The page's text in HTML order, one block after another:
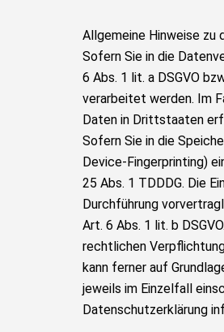
Allgemeine Hinweise zu
Sofern Sie in die
6 Abs. 1 lit. a DSGVO
verarbeitet werden. Im
Daten in Drittstaaten
Sofern Sie in die
Device-Fingerprinting)
25 Abs. 1 TDDDG. Die
Durchführung
Art. 6 Abs. 1 lit. b
rechtlichen
kann ferner auf
jeweils im Einzelfall
Datenschutzerklärung